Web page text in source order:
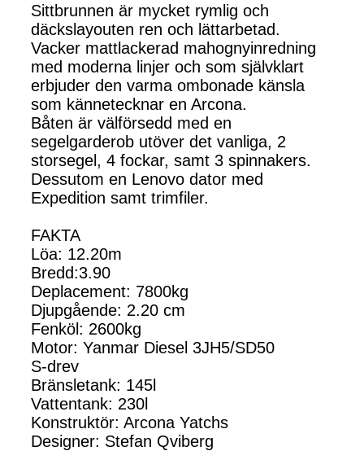
Sittbrunnen är mycket rymlig och
däckslayouten ren och lättarbetad.
Vacker mattlackerad mahognyinredning
med moderna linjer och som självklart
erbjuder den varma ombonade känsla
som kännetecknar en Arcona.
Båten är välförsedd med en
segelgarderob utöver det vanliga, 2
storsegel, 4 fockar, samt 3 spinnakers.
Dessutom en Lenovo dator med
Expedition samt trimfiler.
FAKTA
Löa: 12.20m
Bredd:3.90
Deplacement: 7800kg
Djupgående: 2.20 cm
Fenköl: 2600kg
Motor: Yanmar Diesel 3JH5/SD50
S-drev
Bränsletank: 145l
Vattentank: 230l
Konstruktör: Arcona Yatchs
Designer: Stefan Qviberg